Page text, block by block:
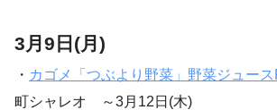
3月9日(月)
・ カゴメ「つぶより野菜」野菜ジュース
町シャレオ ～3月12日(木)